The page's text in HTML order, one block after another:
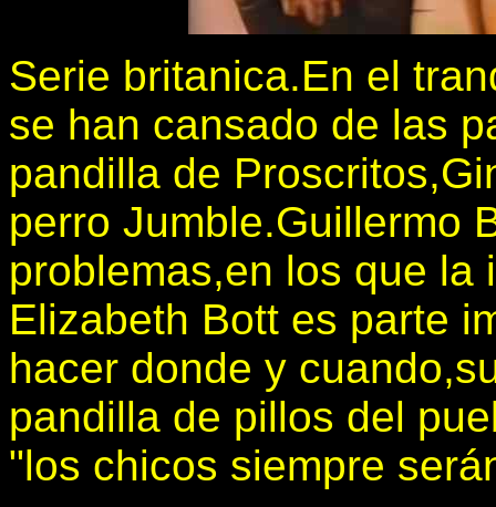
Serie britanica.En el
se han cansado de las
pandilla de
perro Jumble.Guillermo
problemas,en los que la
Elizabeth Bott es parte
hacer donde y
pandilla de pillos del
"los chicos siempre